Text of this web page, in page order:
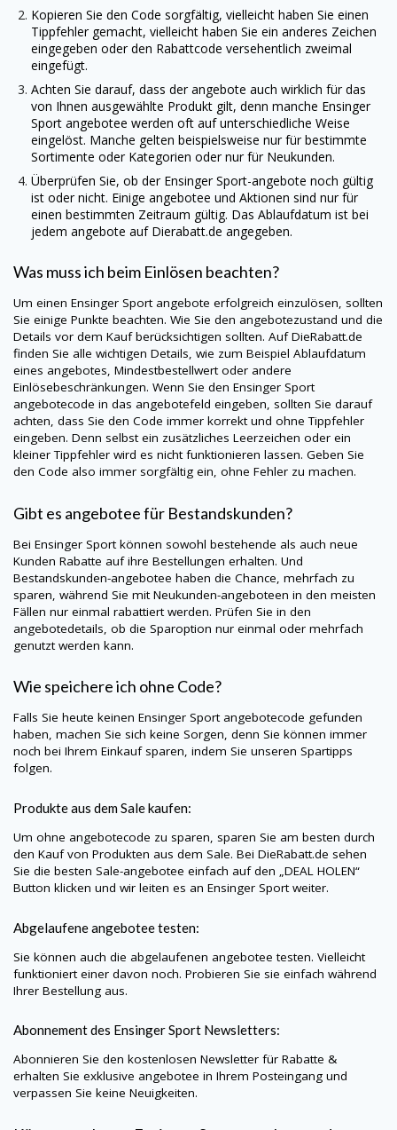
Kopieren Sie den Code sorgfältig, vielleicht haben Sie einen
Tippfehler gemacht, vielleicht haben Sie ein anderes Zeichen
eingegeben oder den Rabattcode versehentlich zweimal
eingefügt.
Achten Sie darauf, dass der angebote auch wirklich für das
von Ihnen ausgewählte Produkt gilt, denn manche Ensinger
Sport angebotee werden oft auf unterschiedliche Weise
eingelöst. Manche gelten beispielsweise nur für bestimmte
Sortimente oder Kategorien oder nur für Neukunden.
Überprüfen Sie, ob der Ensinger Sport-angebote noch gültig
ist oder nicht. Einige angebotee und Aktionen sind nur für
einen bestimmten Zeitraum gültig. Das Ablaufdatum ist bei
jedem angebote auf Dierabatt.de angegeben.
Was muss ich beim Einlösen beachten?
Um einen Ensinger Sport angebote erfolgreich einzulösen, sollten
Sie einige Punkte beachten. Wie Sie den angebotezustand und die
Details vor dem Kauf berücksichtigen sollten. AufDieRabatt.de
finden Sie alle wichtigen Details, wie zum Beispiel Ablaufdatum
eines angebotes, Mindestbestellwert oder andere
Einlösebeschränkungen. Wenn Sie den Ensinger Sport
angebotecode in das angebotefeld eingeben, sollten Sie darauf
achten, dass Sie den Code immer korrekt und ohne Tippfehler
eingeben. Denn selbst ein zusätzliches Leerzeichen oder ein
kleiner Tippfehler wird es nicht funktionieren lassen. Geben Sie
den Code also immer sorgfältig ein, ohne Fehler zu machen.
Gibt es angebotee für Bestandskunden?
Bei Ensinger Sport können sowohl bestehende als auch neue
Kunden Rabatte auf ihre Bestellungen erhalten. Und
Bestandskunden-angebotee haben die Chance, mehrfach zu
sparen, während Sie mit Neukunden-angeboteen in den meisten
Fällen nur einmal rabattiert werden. Prüfen Sie in den
angebotedetails, ob die Sparoption nur einmal oder mehrfach
genutzt werden kann.
Wie speichere ich ohne Code?
Falls Sie heute keinen Ensinger Sport angebotecode gefunden
haben, machen Sie sich keine Sorgen, denn Sie können immer
noch bei Ihrem Einkauf sparen, indem Sie unseren Spartipps
folgen.
Produkte aus dem Sale kaufen:
Um ohne angebotecode zu sparen, sparen Sie am besten durch
den Kauf von Produkten aus dem Sale. Bei DieRabatt.de sehen
Sie die besten Sale-angebotee einfach auf den „DEAL HOLEN“
Button klicken und wir leiten es an Ensinger Sport weiter.
Abgelaufene angebotee testen:
Sie können auch die abgelaufenen angebotee testen. Vielleicht
funktioniert einer davon noch. Probieren Sie sie einfach während
Ihrer Bestellung aus.
Abonnement des Ensinger Sport Newsletters:
Abonnieren Sie den kostenlosen Newsletter für Rabatte &
erhalten Sie exklusive angebotee in Ihrem Posteingang und
verpassen Sie keine Neuigkeiten.